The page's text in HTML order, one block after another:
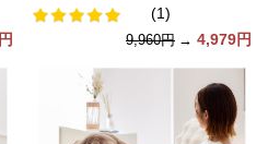
(1)
9,960円 → 4,979円